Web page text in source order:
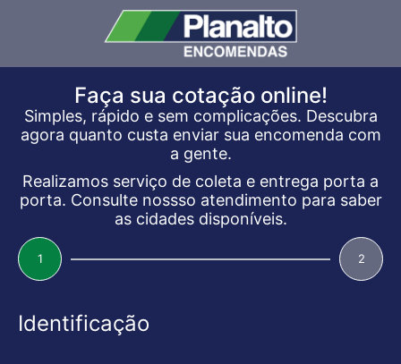
Faça sua cotação online!
Simples, rápido e sem complicações. Descubra
agora quanto custa enviar sua encomenda com
a gente.
Realizamos serviço de coleta e entrega porta a
porta. Consulte nossso atendimento para saber
as cidades disponíveis.
1 2
Identificação